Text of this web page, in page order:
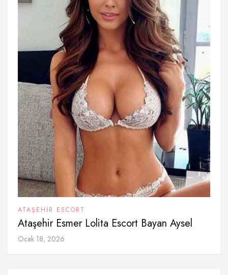
ATAŞEHIR ESCORT
Ataşehir Esmer Lolita Escort Bayan Aysel
Ocak 18, 2026